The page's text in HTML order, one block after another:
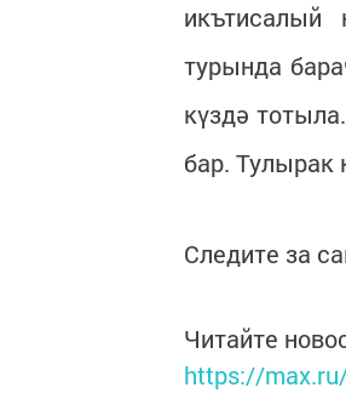
турында
күздә
бар. Тулырак
Следите за
Читайте
https://